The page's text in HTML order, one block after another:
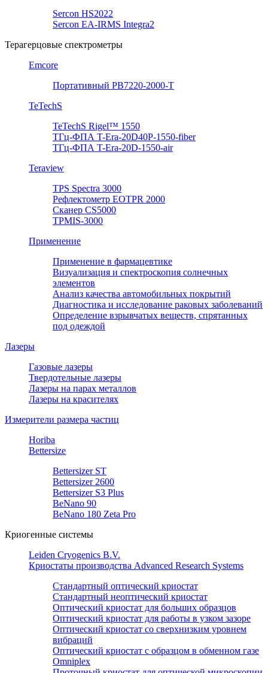
Sercon HS2022
Sercon EA-IRMS Integra2
Терагерцовые спектрометры
Emcore
Портативный PB7220-2000-T
TeTechS
TeTechS Rigel™ 1550
ТГц-ФПА T-Era-20D40P-1550-fiber
ТГц-ФПА T-Era-20D-1550-air
Teraview
TPS Spectra 3000
Рефлектометр EOTPR 2000
Сканер CS5000
TPMIS-3000
Применение
Применение в фармацевтике
Визуализация и спектроскопия солнечных
элементов
Анализ качества автомобильных покрытий
Диагностика и исследование раковых заболеваний
Определение взрывчатых веществ, спрятанных
под одеждой
Лазеры
Газовые лазеры
Твердотельные лазеры
Лазеры на парах металлов
Лазеры на красителях
Измерители размера частиц
Horiba
Bettersize
Bettersizer ST
Bettersizer 2600
Bettersizer S3 Plus
BeNano 90
BeNano 180 Zeta Pro
Криогенные системы
Leiden Cryogenics B.V.
Криостаты производства Advanced Research Systems
Стандартный оптический криостат
Стандартный неоптический криостат
Оптический криостат для больших образцов
Оптический криостат для работы в узком зазоре
Оптический криостат со сверхнизким уровнем
вибраций
Оптический криостат с образцом в обменном газе
Omniplex